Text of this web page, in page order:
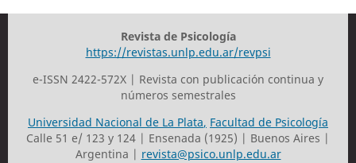
Revista de Psicología
https://revistas.unlp.edu.ar/revpsi
e-ISSN 2422-572X | Revista con publicación continua y
números semestrales
Universidad Nacional de La Plata, Facultad de Psicología
Calle 51 e/ 123 y 124 | Ensenada (1925) | Buenos Aires |
Argentina | revista@psico.unlp.edu.ar